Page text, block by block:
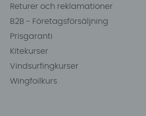
Returer och reklamationer
B2B - Företagsförsäljning
Prisgaranti
Kitekurser
Vindsurfingkurser
Wingfoilkurs